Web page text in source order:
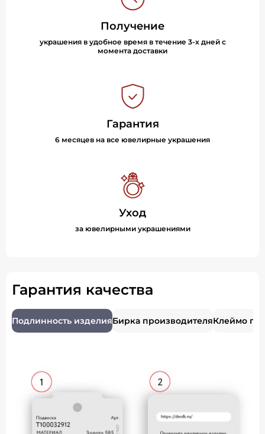
Получение
украшения в удобное время в течение 3-х дней с
момента доставки
Гарантия
6 месяцев на все ювелирные украшения
Уход
за ювелирными украшениями
Гарантия качества
Подлинность изделияБирка производителяКлеймо